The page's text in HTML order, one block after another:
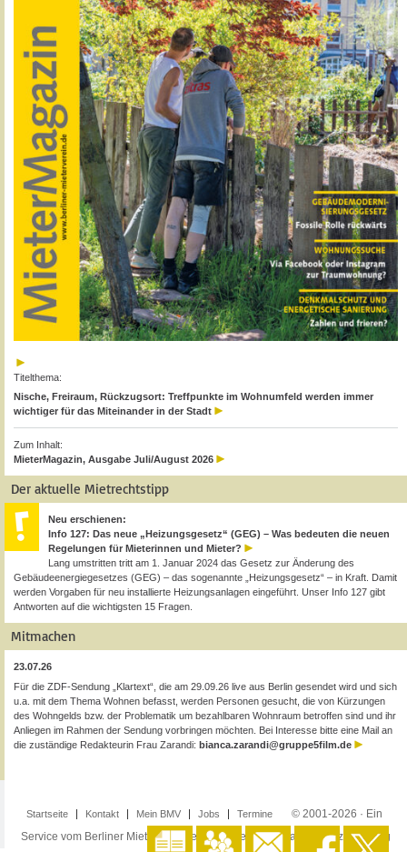
Titelthema:
Nische, Freiraum, Rückzugsort: Treffpunkte im Wohnumfeld werden immer
wichtiger für das Miteinander in der Stadt
Zum Inhalt:
MieterMagazin, Ausgabe Juli/August 2026
Der aktuelle Mietrechtstipp
Neu erschienen:
Info 127: Das neue „Heizungsgesetz“ (GEG) – Was bedeuten die neuen
Regelungen für Mieterinnen und Mieter?
Lang umstritten tritt am 1. Januar 2024 das Gesetz zur Änderung des
Gebäudeenergiegesetzes (GEG) – das sogenannte „Heizungsgesetz“ – in Kraft. Damit
werden Vorgaben für neu installierte Heizungsanlagen eingeführt. Unser Info 127 gibt
Antworten auf die wichtigsten 15 Fragen.
Mitmachen
23.07.26
Für die ZDF-Sendung „Klartext“, die am 29.09.26 live aus Berlin gesendet wird und sich
u.a. mit dem Thema Wohnen befasst, werden Personen gesucht, die von Kürzungen
des Wohngelds bzw. der Problematik um bezahlbaren Wohnraum betroffen sind und ihr
Anliegen im Rahmen der Sendung vorbringen möchten. Bei Interesse bitte eine Mail an
die zuständige Redakteurin Frau Zarandi: bianca.zarandi@gruppe5film.de
Startseite Kontakt Mein BMV Jobs Termine
© 2001-2026 · Ein
Service vom Berliner Mieterverein e.V. ·Impressum·Datenschutzerklärung